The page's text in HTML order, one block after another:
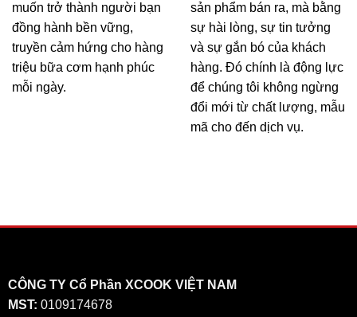
muốn trở thành người bạn
đồng hành bền vững,
truyền cảm hứng cho hàng
triệu bữa cơm hạnh phúc
mỗi ngày.
sản phẩm bán ra, mà bằng
sự hài lòng, sự tin tưởng
và sự gắn bó của khách
hàng. Đó chính là động lực
để chúng tôi không ngừng
đổi mới từ chất lượng, mẫu
mã cho đến dịch vụ.
CÔNG TY Cổ Phần XCOOK VIỆT NAM
MST: 0109174678